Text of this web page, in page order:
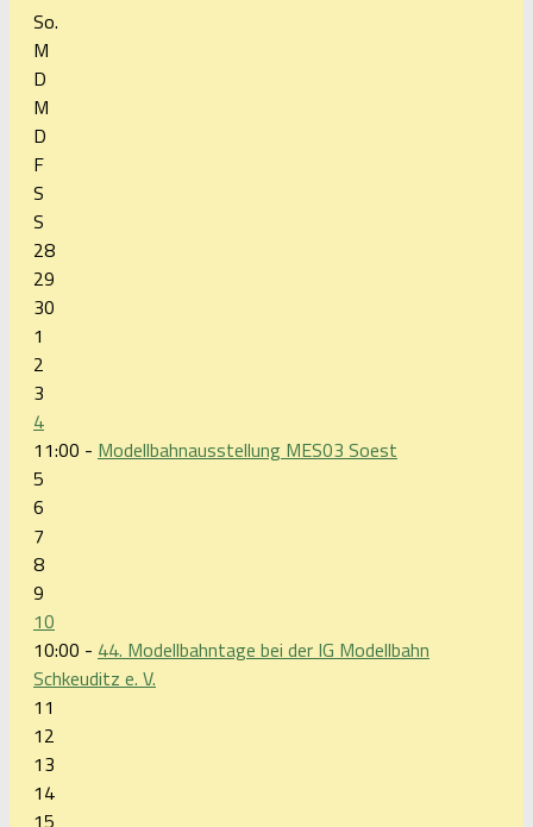
So.
M
D
M
D
F
S
S
28
29
30
1
2
3
4
11:00 - Modellbahnausstellung MES03 Soest
5
6
7
8
9
10
10:00 - 44. Modellbahntage bei der IG Modellbahn
Schkeuditz e. V.
11
12
13
14
15